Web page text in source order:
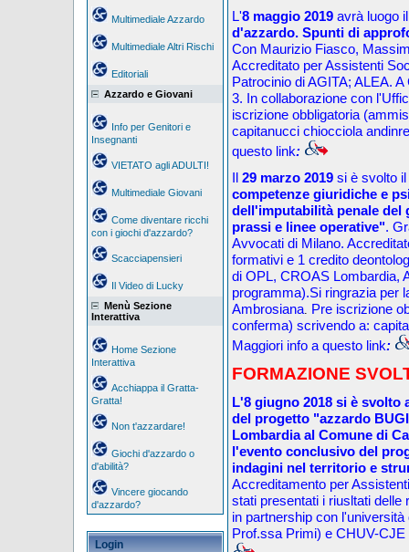
Multimediale Azzardo
Multimediale Altri Rischi
Editoriali
Azzardo e Giovani
Info per Genitori e
Insegnanti
VIETATO agli ADULTI!
Multimediale Giovani
Come diventare ricchi
con i giochi d'azzardo?
Scacciapensieri
Il Video di Lucky
Menù Sezione
Interattiva
Home Sezione
Interattiva
Acchiappa il Gratta-
Gratta!
Non t'azzardare!
Giochi d'azzardo o
d'abilità?
Vincere giocando
d'azzardo?
Login
L'8 maggio 2019 avrà luogo
d'azzardo. Spunti di
Con Maurizio Fiasco,
Accreditato per Assistenti
Patrocinio di AGITA; ALEA. A
3. In collaborazione con
iscrizione obbligatoria
capitanucci chiocciola
questo link:
Il 29 marzo 2019 si è svolto
competenze giuridiche e
dell'imputabilità penale del
prassi e linee operative".
Avvocati di Milano. Accredita
formativi e 1 credito
di OPL, CROAS Lombardia,
programma).Si ringrazia per
Ambrosiana. Pre iscrizione
conferma) scrivendo a:
Maggiori info a questo link:
FORMAZIONE
L'8 giugno 2018 si è svolto
del progetto "azzardo
Lombardia al Comune di
l'evento conclusivo del
indagini nel territorio e
Accreditamento per
stati presentati i riusltati delle
in partnership con
Prof.ssa Primi) e CHUV-